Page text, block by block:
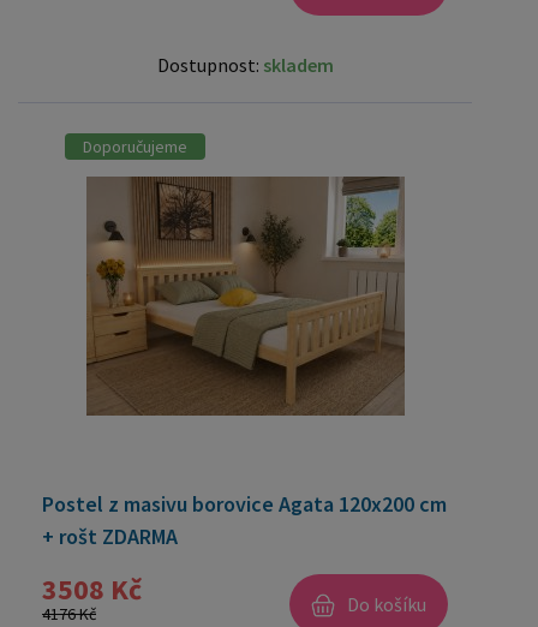
Dostupnost: skladem
Doporučujeme
Postel z masivu borovice Agata 120x200 cm
+ rošt ZDARMA
3508 Kč
4176 Kč Do košíku